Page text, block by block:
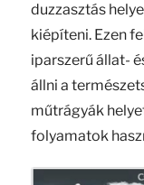
duzzasztás
kiépíteni. Ezen
iparszerű állat-
állni a
műtrágyák
folyamatok